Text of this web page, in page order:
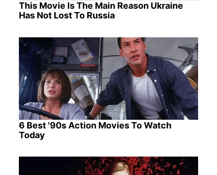
This Movie Is The Main Reason Ukraine
Has Not Lost To Russia
6 Best '90s Action Movies To Watch
Today